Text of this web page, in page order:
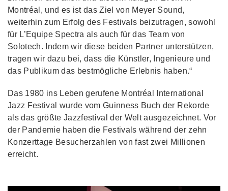
Montréal, und es ist das Ziel von Meyer Sound,
weiterhin zum Erfolg des Festivals beizutragen, sowohl
für L’Equipe Spectra als auch für das Team von
Solotech. Indem wir diese beiden Partner unterstützen,
tragen wir dazu bei, dass die Künstler, Ingenieure und
das Publikum das bestmögliche Erlebnis haben.“
Das 1980 ins Leben gerufene Montréal International
Jazz Festival wurde vom Guinness Buch der Rekorde
als das größte Jazzfestival der Welt ausgezeichnet. Vor
der Pandemie haben die Festivals während der zehn
Konzerttage Besucherzahlen von fast zwei Millionen
erreicht.